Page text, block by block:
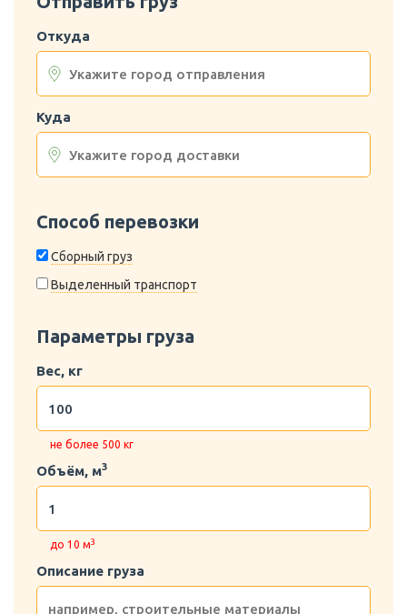
Откуда
Куда
Способ перевозки
Сборный груз
Выделенный транспорт
Параметры груза
Вес, кг
не более 500 кг
Объём, м3
до 10 м3
Описание груза